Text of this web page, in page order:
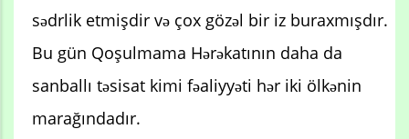
sədrlik etmişdir və çox gözəl bir iz buraxmışdır.
Bu gün Qoşulmama Hərəkatının daha da
sanballı təsisat kimi fəaliyyəti hər iki ölkənin
marağındadır.